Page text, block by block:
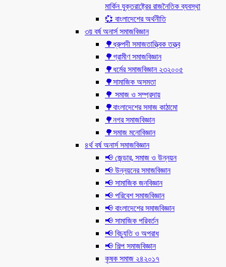
মার্কিন যুক্তরাষ্ট্রের রাজনৈতিক ব্যবস্থা
💞 বাংলাদেশের অর্থনীতি
৩য় বর্ষ অনার্স সমাজবিজ্ঞান
🌳ধ্রুপদী সমাজতাত্ত্বিক তত্ত্ব
🌳গ্রামীণ সমাজবিজ্ঞান
🌳ধর্মের সমাজবিজ্ঞান ২৩২০০৫
🌳সামাজিক অসমতা
🌳 সমাজ ও সম্প্রদায়
🌳বাংলাদেশের সমাজ কাঠামো
🌳নগর সমাজবিজ্ঞান
🌳সমাজ মনোবিজ্ঞান
৪র্থ বর্ষ অনার্স সমাজবিজ্ঞান
📢 জেন্ডার, সমাজ ও উন্নয়ন
📢 উন্নয়নের সমাজবিজ্ঞান
📢 সামাজিক জনবিজ্ঞান
📢 পরিবেশ সমাজবিজ্ঞান
📢 বাংলাদেশের সমাজবিজ্ঞান
📢 সামাজিক পরিবর্তন
📢 বিচ্যুতি ও অপরাধ
📢 শিল্প সমাজবিজ্ঞান
কৃষক সমাজ ২৪২০১৭